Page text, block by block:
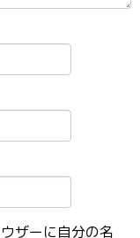
ザーに自分の名